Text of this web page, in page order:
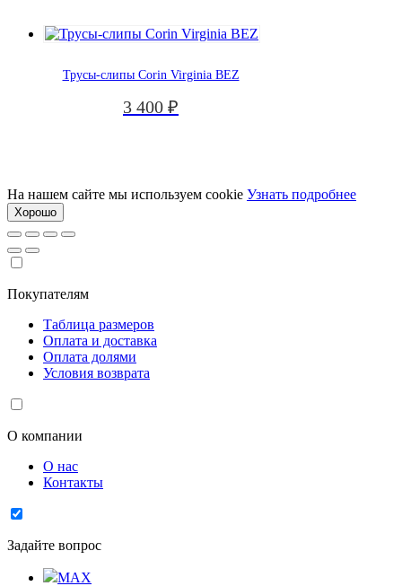
Трусы-слипы Corin Virginia BEZ
3 400 ₽
На нашем сайте мы используем cookie Узнать подробнее
Хорошо
Покупателям
Таблица размеров
Оплата и доставка
Оплата долями
Условия возврата
О компании
О нас
Контакты
Задайте вопрос
MAX